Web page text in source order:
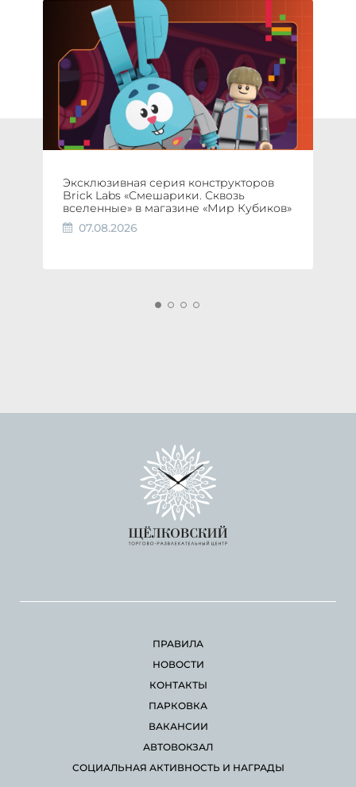
Эксклюзивная серия конструкторов
Brick Labs «Смешарики. Сквозь
вселенные» в магазине «Мир Кубиков»
07.08.2026
ПРАВИЛА
НОВОСТИ
КОНТАКТЫ
ПАРКОВКА
ВАКАНСИИ
АВТОВОКЗАЛ
СОЦИАЛЬНАЯ АКТИВНОСТЬ И НАГРАДЫ